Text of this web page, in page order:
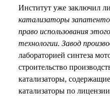
Институт уже заключил
катализаторы
право использования
технологии. Завод
лабораторией синтеза
строительство
катализаторы,
катализаторы по